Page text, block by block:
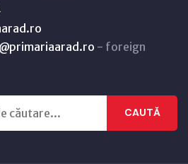
- foreign
CAUTĂ